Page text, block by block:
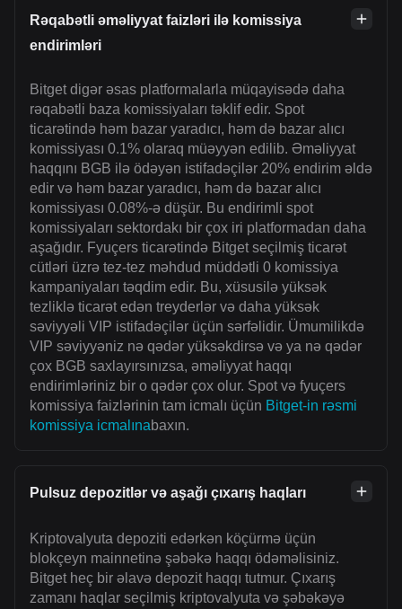
Rəqabətli əməliyyat faizləri ilə komissiya
endirimləri
Bitget digər əsas platformalarla müqayisədə daha
rəqabətli baza komissiyaları təklif edir. Spot
ticarətində həm bazar yaradıcı, həm də bazar alıcı
komissiyası 0.1% olaraq müəyyən edilib. Əməliyyat
haqqını BGB ilə ödəyən istifadəçilər 20% endirim əldə
edir və həm bazar yaradıcı, həm də bazar alıcı
komissiyası 0.08%-ə düşür. Bu endirimli spot
komissiyaları sektordakı bir çox iri platformadan daha
aşağıdır. Fyuçers ticarətində Bitget seçilmiş ticarət
cütləri üzrə tez-tez məhdud müddətli 0 komissiya
kampaniyaları təqdim edir. Bu, xüsusilə yüksək
tezliklə ticarət edən treyderlər və daha yüksək
səviyyəli VIP istifadəçilər üçün sərfəlidir. Ümumilikdə
VIP səviyyəniz nə qədər yüksəkdirsə və ya nə qədər
çox BGB saxlayırsınızsa, əməliyyat haqqı
endirimləriniz bir o qədər çox olur. Spot və fyuçers
komissiya faizlərinin tam icmalı üçün Bitget-in rəsmi
komissiya icmalınabaxın.
Pulsuz depozitlər və aşağı çıxarış haqları
Kriptovalyuta depoziti edərkən köçürmə üçün
blokçeyn mainnetinə şəbəkə haqqı ödəməlisiniz.
Bitget heç bir əlavə depozit haqqı tutmur. Çıxarış
zamanı haqlar seçilmiş kriptovalyuta və şəbəkəyə